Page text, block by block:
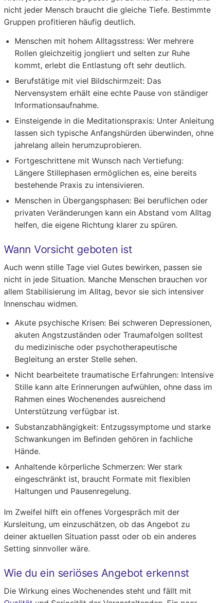
nicht jeder Mensch braucht die gleiche Tiefe. Bestimmte
Gruppen profitieren häufig deutlich.
Menschen mit hohem Alltagsstress: Wer mehrere
Rollen gleichzeitig jongliert und selten zur Ruhe
kommt, erlebt die Entlastung oft sehr deutlich.
Berufstätige mit viel Bildschirmzeit: Das
Nervensystem erhält eine echte Pause von ständiger
Informationsaufnahme.
Einsteigende in die Meditationspraxis: Unter Anleitung
lassen sich typische Anfangshürden überwinden, ohne
jahrelang allein herumzuprobieren.
Fortgeschrittene mit Wunsch nach Vertiefung:
Längere Stillephasen ermöglichen es, eine bereits
bestehende Praxis zu intensivieren.
Menschen in Übergangsphasen: Bei beruflichen oder
privaten Veränderungen kann ein Abstand vom Alltag
helfen, die eigene Richtung klarer zu spüren.
Wann Vorsicht geboten ist
Auch wenn stille Tage viel Gutes bewirken, passen sie
nicht in jede Situation. Manche Menschen brauchen vor
allem Stabilisierung im Alltag, bevor sie sich intensiver
Innenschau widmen.
Akute psychische Krisen: Bei schweren Depressionen,
akuten Angstzuständen oder Traumafolgen solltest
du medizinische oder psychotherapeutische
Begleitung an erster Stelle sehen.
Nicht bearbeitete traumatische Erfahrungen: Intensive
Stille kann alte Erinnerungen aufwühlen, ohne dass im
Rahmen eines Wochenendes ausreichend
Unterstützung verfügbar ist.
Substanzabhängigkeit: Entzugssymptome und starke
Schwankungen im Befinden gehören in fachliche
Hände.
Anhaltende körperliche Schmerzen: Wer stark
eingeschränkt ist, braucht Formate mit flexiblen
Haltungen und Pausenregelung.
Im Zweifel hilft ein offenes Vorgespräch mit der
Kursleitung, um einzuschätzen, ob das Angebot zu
deiner aktuellen Situation passt oder ob ein anderes
Setting sinnvoller wäre.
Wie du ein seriöses Angebot erkennst
Die Wirkung eines Wochenendes steht und fällt mit